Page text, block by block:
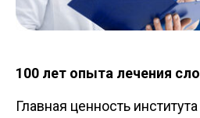
100 лет опыта лечения
Главная ценность